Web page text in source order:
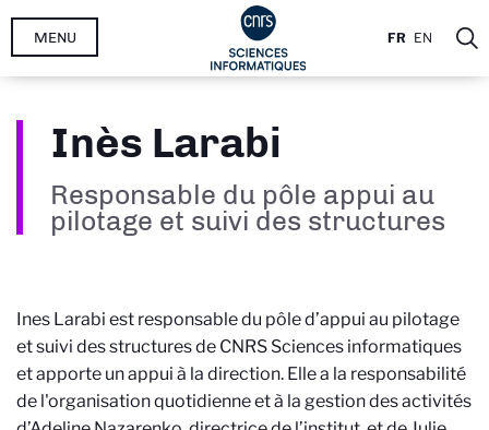
Aller
FR EN
MENU
Inès Larabi
Responsable du pôle appui au
pilotage et suivi des structures
Ines Larabi est responsable du pôle d’appui au pilotage
et suivi des structures de CNRS Sciences informatiques
et apporte un appui à la direction. Elle a la responsabilité
de l'organisation quotidienne et à la gestion des activités